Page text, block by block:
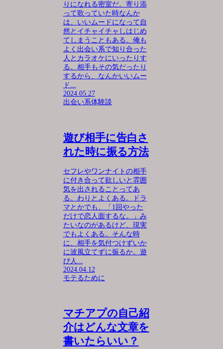
りになれる密室だ。寄り添
って歌っていた時なんか
は、いいムードになって自
然とイチャイチャしはじめ
てしまうこともある。俺も
よく出会い系で知り合った
人とカラオケにいったりす
る。相手もその気だったり
するから、なんかいいムー
ド...
2024.05.27
出会い系体験談
遊び相手に告白さ
れた時に振る方法
セフレやワンナイトの相手
に付き合って欲しいと雰囲
気を出されることってあ
る。わりとよくある。ドラ
マとかでも、「1回やった
だけで恋人面するな。」み
たいなのがあるけど、現実
でもよくある。そんな時
に、相手を気付つけずいか
に波風立てずに振るか。遊
び人...
2024.04.12
モテるために
マチアプの自己紹
介はどんな文章を
書いたらいい？